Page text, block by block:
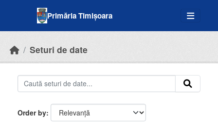
Primăria Timișoara
Seturi de date
Order by